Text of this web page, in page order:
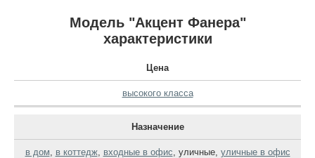
Модель "Акцент Фанера"
характеристики
Цена
высокого класса
Назначение
в дом в коттедж, входные в офис уличные, уличные в офис